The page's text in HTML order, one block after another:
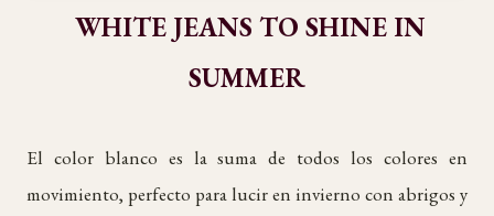
WHITE JEANS TO SHINE IN
SUMMER
El color blanco es la suma de todos los colores en
movimiento, perfecto para lucir en invierno con abrigos y